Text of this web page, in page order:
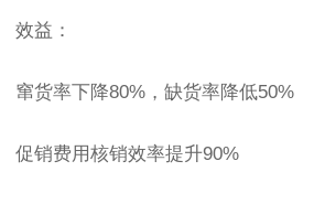
效益：
窜货率下降80%，缺货率降低50%
促销费用核销效率提升90%